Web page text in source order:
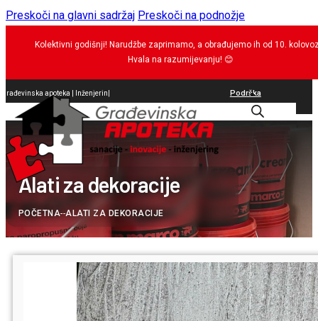
Preskoči na glavni sadržaj Preskoči na podnožje
Kolektivni godišnji! Narudžbe zaprimamo, a obrađujemo ih od 10.
Hvala na razumijevanju! 😊
Građevinska apoteka | brtvila| Podrška
Alati za dekoracije
POČETNA--ALATI ZA DEKORACIJE